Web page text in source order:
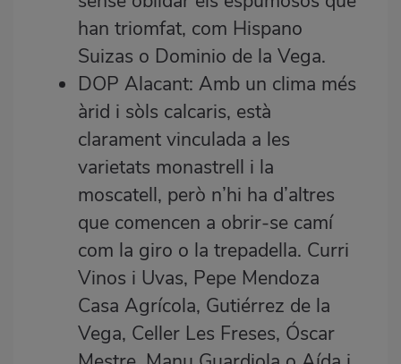
han triomfat, com Hispano
Suizas o Dominio de la Vega.
DOP Alacant: Amb un clima més
àrid i sòls calcaris, està
clarament vinculada a les
varietats monastrell i la
moscatell, però n’hi ha d’altres
que comencen a obrir-se camí
com la giro o la trepadella. Curri
Vinos i Uvas, Pepe Mendoza
Casa Agrícola, Gutiérrez de la
Vega, Celler Les Freses, Óscar